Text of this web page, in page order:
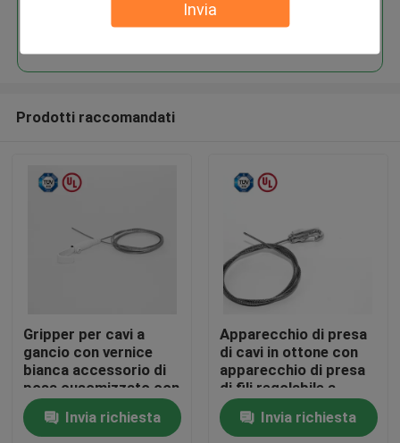
Invia
Casa
Prodotti
Video
Continua
Prodotti raccomandati
Gripper per cavi a
gancio con vernice
bianca accessorio di
posa cusomizzato con
tappo di sicurezza
Invia richiesta
Apparecchio di presa
di cavi in ottone con
apparecchio di presa
di fili regolabile a
gomma a molla
autobloccante
Invia richiesta